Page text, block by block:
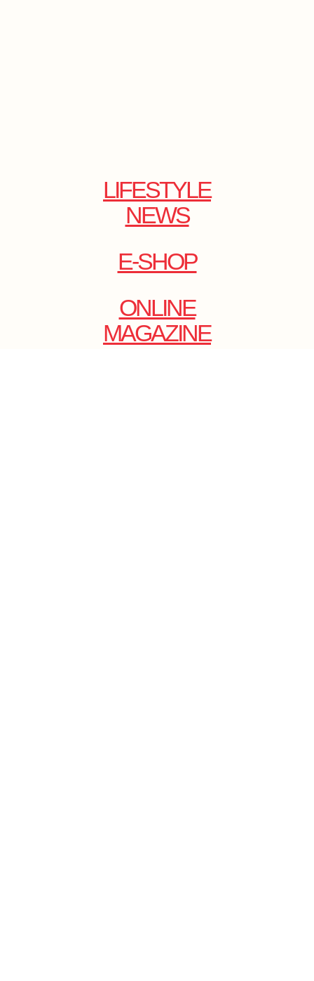
LIFESTYLE
NEWS
E-SHOP
ONLINE
MAGAZINE